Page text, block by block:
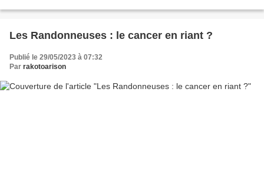
Les Randonneuses : le cancer en riant ?
Publié le 29/05/2023 à 07:32
Par rakotoarison